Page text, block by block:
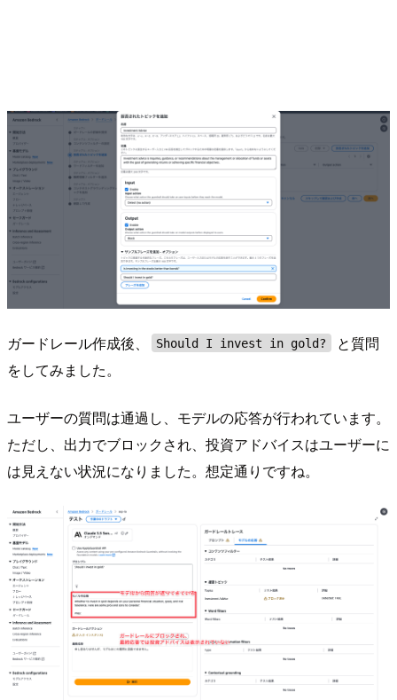
ガードレール作成後、 Should I invest in gold?
と質問
をしてみました。
ユーザーの質問は通過し、モデルの応答が行われています。
ただし、出力でブロックされ、投資アドバイスはユーザーに
は見えない状況になりました。想定通りですね。